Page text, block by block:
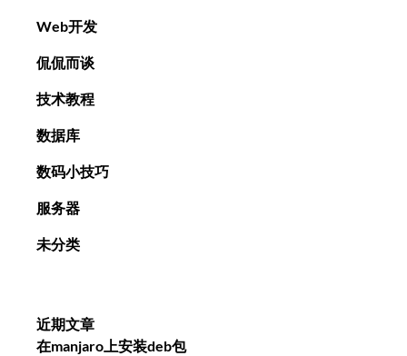
Web开发
侃侃而谈
技术教程
数据库
数码小技巧
服务器
未分类
近期文章
在manjaro上安装deb包